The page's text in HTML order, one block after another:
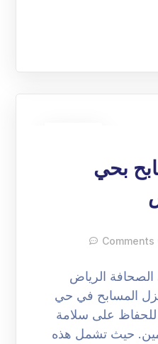
بحي
الرياض
يشكل عزل المسابح في حي
على سلامة
حيث تشمل هذه